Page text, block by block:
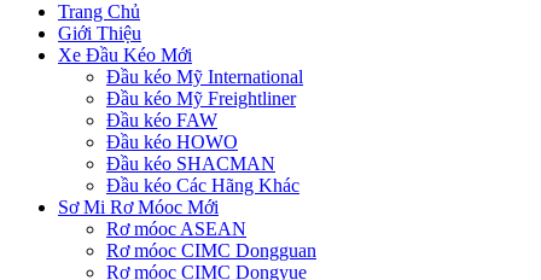
Trang Chủ
Giới Thiệu
Xe Đầu Kéo Mới
Đầu kéo Mỹ International
Đầu kéo Mỹ Freightliner
Đầu kéo FAW
Đầu kéo HOWO
Đầu kéo SHACMAN
Đầu kéo Các Hãng Khác
Sơ Mi Rơ Móoc Mới
Rơ móoc ASEAN
Rơ móoc CIMC Dongguan
Rơ móoc CIMC Dongyue